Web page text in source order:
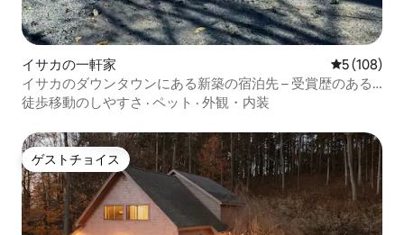
イサカの一軒家 レビュー
5 (108)
イサカのダウンタウンにある新築の宿泊先 – 受賞歴のある
滞在先
徒歩移動のしやすさ · ペット · 外観・内装
ゲストチョイス
ゲストチョイス